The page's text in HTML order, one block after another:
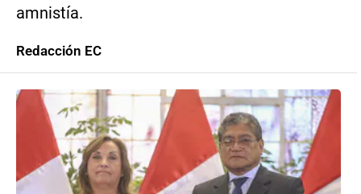
amnistía.
Redacción EC